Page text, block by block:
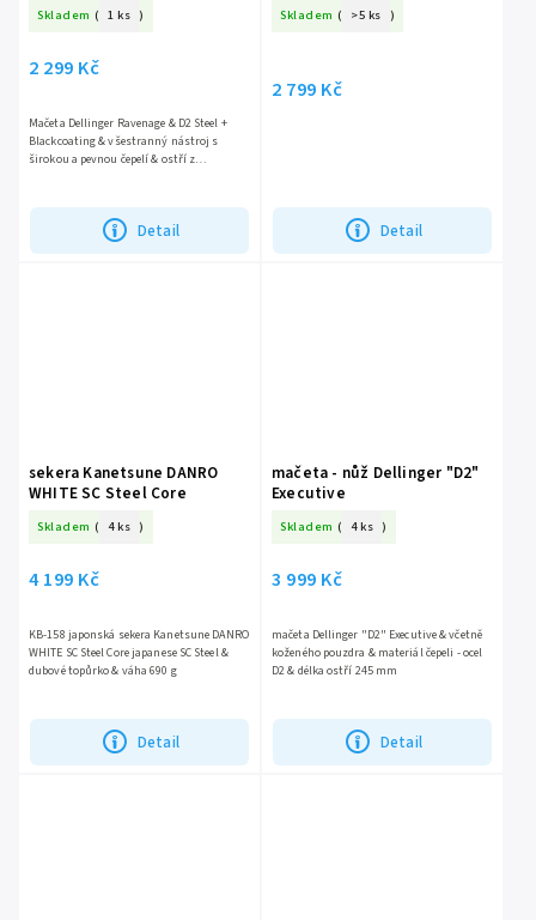
Skladem ( 1 ks )
2 299 Kč
Detail
Mačeta Dellinger Ravenage & D2 Steel +
Blackcoating & všestranný nástroj s
širokou a pevnou čepelí & ostří z
Skladem ( >5 ks )
2 799 Kč
Detail
sekera Kanetsune DANRO
WHITE SC Steel Core
Skladem ( 4 ks )
4 199 Kč
Detail
KB-158 japonská sekera Kanetsune DANRO
WHITE SC Steel Core japanese SC Steel &
dubové topůrko & váha 690 g
mačeta - nůž Dellinger "D2"
Executive
Skladem ( 4 ks )
3 999 Kč
Detail
mačeta Dellinger "D2" Executive & včetně
koženého pouzdra & materiál čepeli - ocel
D2 & délka ostří 245 mm